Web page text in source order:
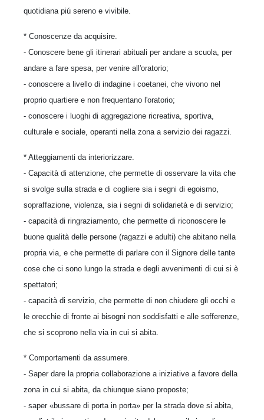
quotidiana piú sereno e vivibile.
* Conoscenze da acquisire.
- Conoscere bene gli itinerari abituali per andare a scuola, per
andare a fare spesa, per venire all'oratorio;
- conoscere a livello di indagine i coetanei, che vivono nel
proprio quartiere e non frequentano l'oratorio;
- conoscere i luoghi di aggregazione ricreativa, sportiva,
culturale e sociale, operanti nella zona a servizio dei ragazzi.
* Atteggiamenti da interiorizzare.
- Capacità di attenzione, che permette di osservare la vita che
si svolge sulla strada e di cogliere sia i segni di egoismo,
sopraffazione, violenza, sia i segni di solidarietà e di servizio;
- capacità di ringraziamento, che permette di riconoscere le
buone qualità delle persone (ragazzi e adulti) che abitano nella
propria via, e che permette di parlare con il Signore delle tante
cose che ci sono lungo la strada e degli avvenimenti di cui si è
spettatori;
- capacità di servizio, che permette di non chiudere gli occhi e
le orecchie di fronte ai bisogni non soddisfatti e alle sofferenze,
che si scoprono nella via in cui si abita.
* Comportamenti da assumere.
- Saper dare la propria collaborazione a iniziative a favore della
zona in cui si abita, da chiunque siano proposte;
- saper «bussare di porta in porta» per la strada dove si abita,